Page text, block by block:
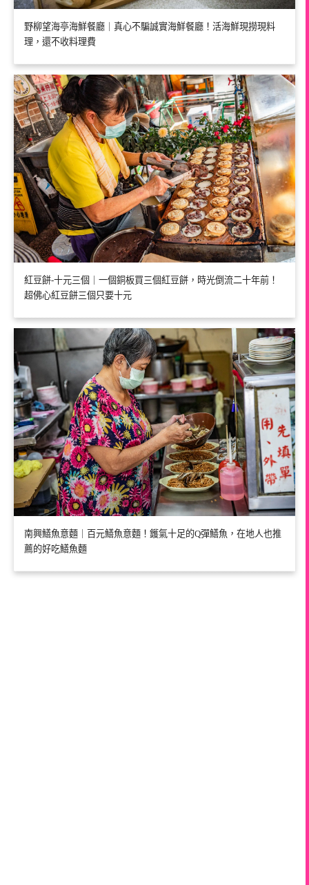
野柳望海亭海鮮餐廳｜真心不騙誠實海鮮餐廳！活海鮮現撈現料
理，還不收料理費
紅豆餅-十元三個｜一個銅板買三個紅豆餅，時光倒流二十年前！
超佛心紅豆餅三個只要十元
南興鱔魚意麵｜百元鱔魚意麵！鑊氣十足的Q彈鱔魚，在地人也推
薦的好吃鱔魚麵